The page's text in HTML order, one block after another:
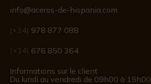
info@aceros-de-hispania.com
(+34) 978 877 088
(+34) 676 850 364
Informations sur le client
Du lundi au vendredi de 09h00 à 15h00